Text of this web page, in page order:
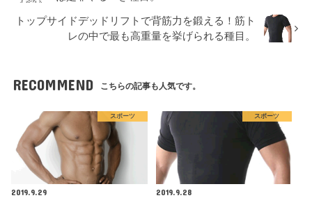
トップサイドデッドリフトで背筋力を鍛える！筋ト
レの中で最も高重量を挙げられる種目。
RECOMMEND こちらの記事も人気です。
スポーツ
2019.9.29
スポーツ
2019.9.28